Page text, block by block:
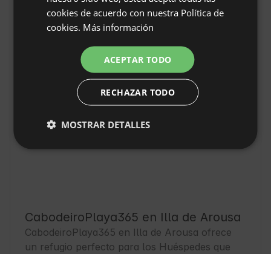
Localización
Illa de Arousa, Provincia Pontevedra, España
CabodeiroPlaya365 en Illa de Arousa
CabodeiroPlaya365 en Illa de Arousa ofrece
un refugio perfecto para los Huéspedes que
GERMAN
cookies de acuerdo con nuestra Política de
cookies. Más información
ACEPTAR TODO
RECHAZAR TODO
MOSTRAR DETALLES